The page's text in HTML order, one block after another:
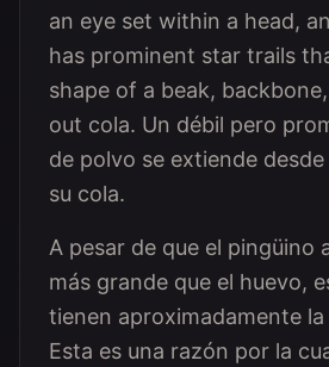
an eye set within a head,
has prominent star trails
shape of a beak,
out cola. Un débil pero
de polvo se extiende
su cola.
A pesar de que el pingüino
más grande que el huevo,
tienen aproximadamente la
Esta es una razón por la